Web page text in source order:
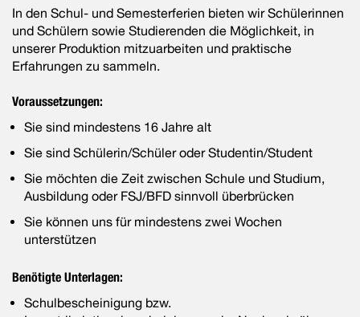
In den Schul- und Semesterferien bieten wir Schülerinnen
und Schülern sowie Studierenden die Möglichkeit, in
unserer Produktion mitzuarbeiten und praktische
Erfahrungen zu sammeln.
Voraussetzungen:
Sie sind mindestens 16 Jahre alt
Sie sind Schülerin/Schüler oder Studentin/Student
Sie möchten die Zeit zwischen Schule und Studium,
Ausbildung oder FSJ/BFD sinnvoll überbrücken
Sie können uns für mindestens zwei Wochen
unterstützen
Benötigte Unterlagen:
Schulbescheinigung bzw.